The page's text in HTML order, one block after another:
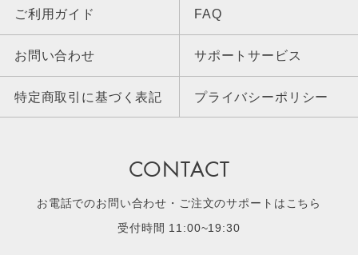
ご利用ガイド FAQ
お問い合わせ サポートサービス
特定商取引に基づく表記 プライバシーポリシー
CONTACT
お電話でのお問い合わせ・ご注文のサポートはこちら
受付時間 11:00~19:30